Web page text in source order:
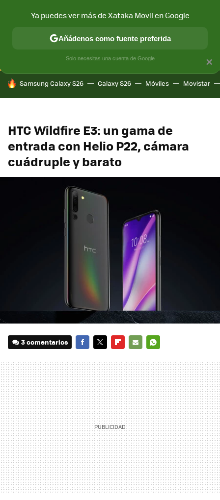
CONECTIVIDAD MÓVIL Y SOCIEDAD APLICACIONES
HOY SE HABLA DE
Samsung Galaxy S26 Galaxy S26 Móviles Movistar
HTC Wildfire E3: un gama de
entrada con Helio P22, cámara
cuádruple y barato
3 comentarios
MAIL
×
Ya puedes ver más de Xataka Movil en Google
Añádenos como fuente preferida
Solo necesitas una cuenta de Google